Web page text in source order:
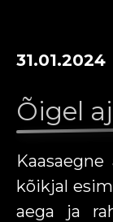
31.01.2024
Õigel
kõikjal
aega ja